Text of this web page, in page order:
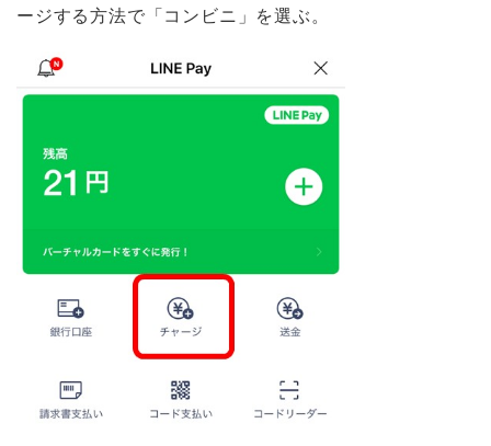
ージする方法で「コンビニ」を選ぶ。